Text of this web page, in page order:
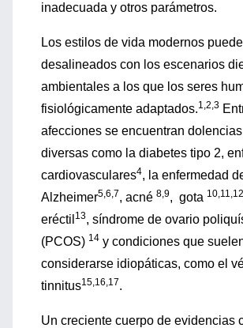
inadecuada y otros parámetros.
Los estilos de vida modernos
desalineados con los escenarios
ambientales a los que los seres
fisiológicamente adaptados.1,2,3
afecciones se encuentran
diversas como la diabetes tipo 2,
cardiovasculares4, la enfermedad
Alzheimer5,6,7, acné 8,9, gota 10,11,12
eréctil 13, síndrome de ovario
(PCOS) 14 y condiciones que
considerarse idiopáticas, como el
tinnitus15,16,17.
Un creciente cuerpo de evidencias